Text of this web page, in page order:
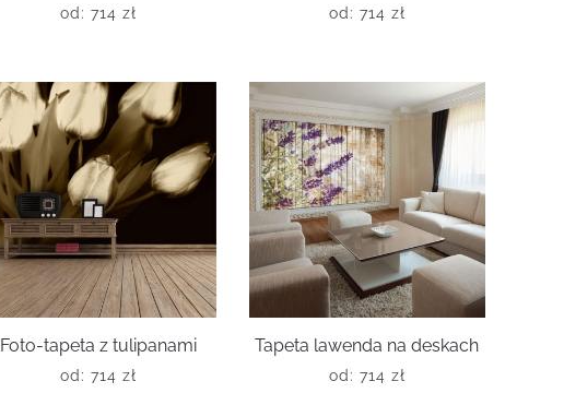
od: 714 zł od: 714 zł
Foto-tapeta z tulipanami
od: 714 zł
Tapeta lawenda na deskach
od: 714 zł